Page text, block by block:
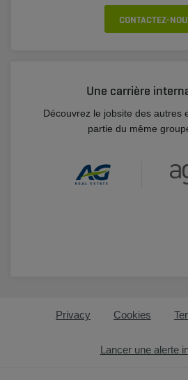
CONTACTEZ-
Une carrière
Découvrez le jobsite des autres
partie du même
Privacy Cookies
Lancer une alerte